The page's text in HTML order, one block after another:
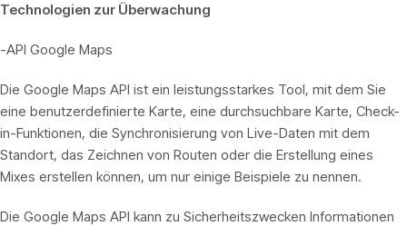
Technologien zur Überwachung
-API Google Maps
Die Google Maps API ist ein leistungsstarkes Tool, mit dem Sie
eine benutzerdefinierte Karte, eine durchsuchbare Karte, Check-
in-Funktionen, die Synchronisierung von Live-Daten mit dem
Standort, das Zeichnen von Routen oder die Erstellung eines
Mixes erstellen können, um nur einige Beispiele zu nennen.
Die Google Maps API kann zu Sicherheitszwecken Informationen